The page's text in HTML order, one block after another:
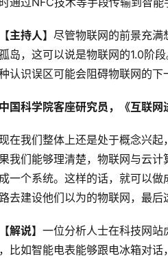
【主持人】 尽管物联网的前景充满
岛，这可以说是物联网的1.0阶
认识误区可能会阻碍物联网的下
中国科学院客座研究员，《互联网
我们整体上还是处于概念兴起
我们能够理清楚，物联网与云
一个系统。这样的话，就可以
去建设他们以为的物联网，最后
【解说】 一位分析人士在科技网
比如智能电表能够跟电冰箱对